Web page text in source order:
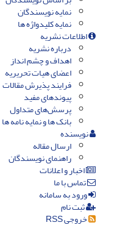
نمایه نویسندگان
نمایه کلیدواژه ها
اطلاعات نشریه
درباره نشریه
اهداف و چشم انداز
اعضای هیات تحریریه
فرایند پذیرش مقالات
پیوندهای مفید
پرسش‌های متداول
بانک ها و نمایه نامه ها
نویسنده
ارسال مقاله
راهنمای نویسندگان
اخبار و اعلانات
تماس با ما
ورود به سامانه
ثبت نام
خروجی RSS